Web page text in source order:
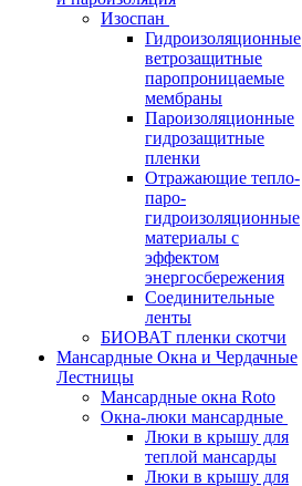
Изоспан
Гидроизоляционные
ветрозащитные
паропроницаемые
мембраны
Пароизоляционные
гидрозащитные
пленки
Отражающие тепло-
паро-
гидроизоляционные
материалы с
эффектом
энергосбережения
Соединительные
ленты
БИОВАТ пленки скотчи
Мансардные Окна и Чердачные
Лестницы
Мансардные окна Roto
Окна-люки мансардные
Люки в крышу для
теплой мансарды
Люки в крышу для